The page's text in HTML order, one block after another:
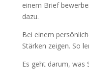
einem Brief
dazu.
Bei einem
Stärken zeigen. So
Es geht darum, was